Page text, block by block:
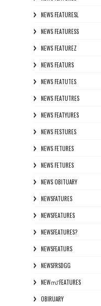
NEWS FEATURESL
NEWS FEATURESS
NEWS FEATUREZ
NEWS FEATURS
NEWS FEATUTES
NEWS FEATUTRES
NEWS FEATYURES
NEWS FESTURES
NEWS FETURES
NEWS FETURES
NEWS OBITUARY
NEWSFATURES
NEWSFEATURES
NEWSFEATURES?
NEWSFEATURS
NEWSFRSDGG
NEWസ് FEATURES
OBIRUARY